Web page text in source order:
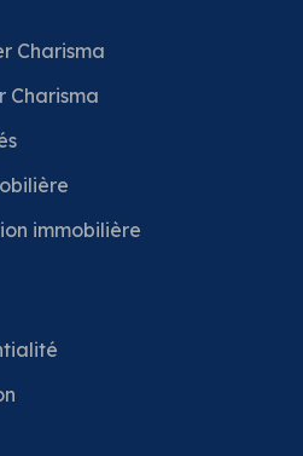
Charisma
Charisma
immobilière